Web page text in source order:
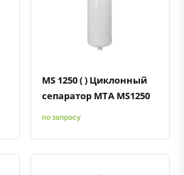
MS 1250 ( ) Циклонный
сепаратор MTA MS1250
по запросу